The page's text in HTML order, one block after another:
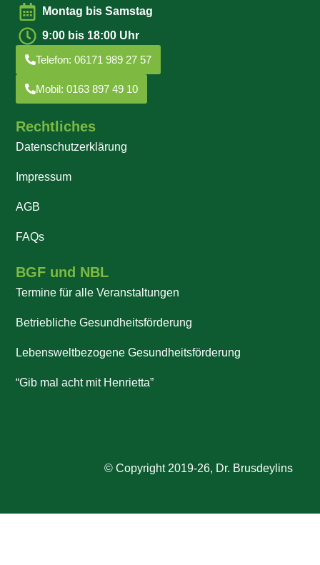
BGF und NBL
Termine für alle Veranstaltungen
Betriebliche Gesundheitsförderung
Lebensweltbezogene Gesundheitsförderung
“Gib mal acht mit Henrietta”
Rechtliches
Datenschutzerklärung
Impressum
AGB
FAQs
Montag bis Samstag
9:00 bis 18:00 Uhr
Telefon: 06171 989 27 57
Mobil: 0163 897 49 10
© Copyright 2019-26, Dr. Brusdeylins